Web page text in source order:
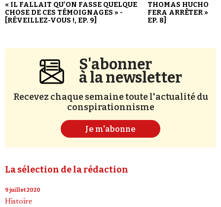
« IL FALLAIT QU'ON FASSE QUELQUE
CHOSE DE CES TÉMOIGNAGES » -
[RÉVEILLEZ-VOUS !, EP. 9]
THOMAS HUCHON :
FERA ARRÊTER » -
EP. 8]
S'abonner
à la newsletter
Recevez chaque semaine toute l'actualité du
conspirationnisme
Je m'abonne
La sélection de la rédaction
9 juillet 2020
Histoire